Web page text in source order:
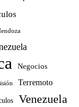
Negocios
Terremoto
Venezuela